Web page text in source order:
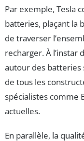
Par exemple, Tesla
batteries, plaçant la
de traverser
recharger. À l’instar
autour des batteries
de tous les
spécialistes comme
actuelles.
En parallèle, la